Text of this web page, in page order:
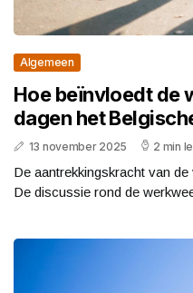
Algemeen
Hoe beïnvloedt de
dagen het
13 november 2025 2 min
De aantrekkingskracht van
De discussie rond de